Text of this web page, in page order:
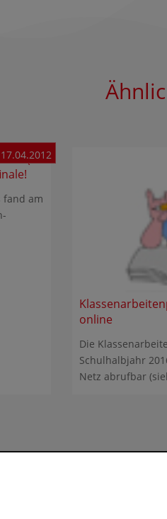
(S
17.04.2012
fand am
online
Die
Schulhalbjahr
Netz abrufbar